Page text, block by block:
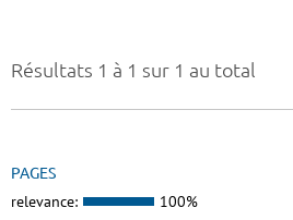
Résultats 1 à 1 sur 1 au total
PAGES
relevance: 100%